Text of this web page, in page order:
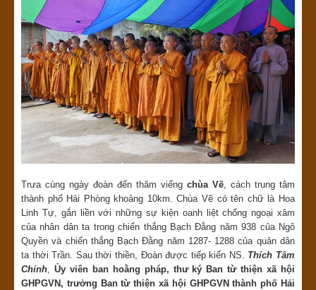
Trưa cùng ngày đoàn đến thăm viếng chùa Vẽ, cách trung tâm
thành phố Hải Phòng khoảng 10km. Chùa Vẽ có tên chữ là Hoa
Linh Tự, gắn liền với những sự kiện oanh liệt chống ngoại xâm
của nhân dân ta trong chiến thắng Bạch Đằng năm 938 của Ngô
Quyền và chiến thắng Bạch Đằng năm 1287- 1288 của quân dân
ta thời Trần. Sau thời thiền, Đoàn được tiếp kiến NS. Thích Tâm
Chính, Ủy viên ban hoằng pháp, thư ký Ban từ thiện xã hội
GHPGVN, trưởng Ban từ thiện xã hội GHPGVN thành phố Hải